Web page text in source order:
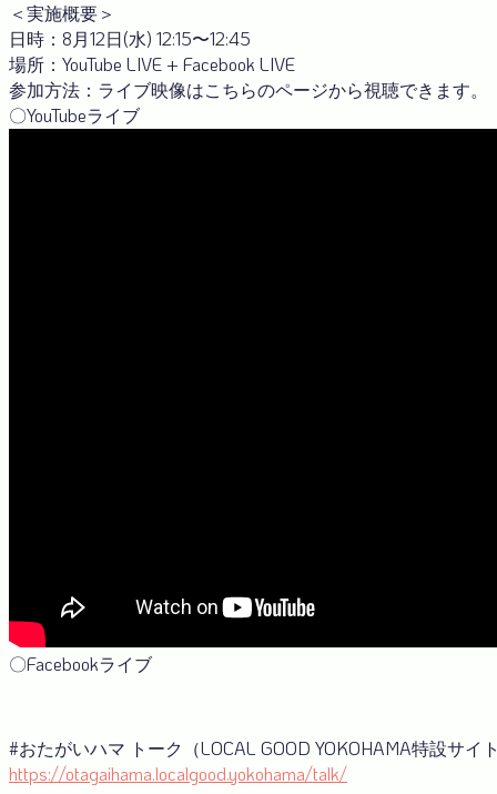
＜実施概要＞
日時：8月12日(水) 12:15〜12:45
場所：YouTube LIVE + Facebook LIVE
参加方法：ライブ映像はこちらのページから視聴できます。
〇YouTubeライブ
〇Facebookライブ
#おたがいハマ トーク（LOCAL GOOD YOKOHAMA特設サイ
https://otagaihama.localgood.yokohama/talk/